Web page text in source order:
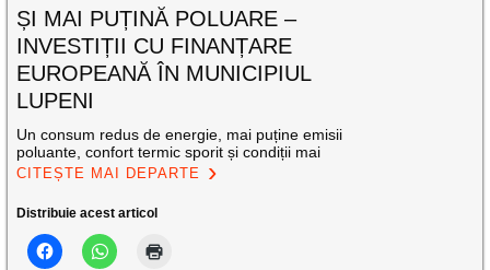
ȘI MAI PUȚINĂ POLUARE –
INVESTIȚII CU FINANȚARE
EUROPEANĂ ÎN MUNICIPIUL
LUPENI
Un consum redus de energie, mai puține emisii
poluante, confort termic sporit și condiții mai
CITEȘTE MAI DEPARTE
Distribuie acest articol